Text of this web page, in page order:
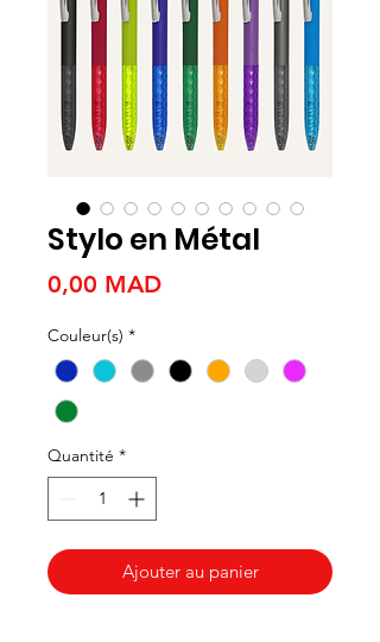
Stylo en Métal
0,00 MADPrix
Couleur(s) *
Quantité *
Ajouter au panier